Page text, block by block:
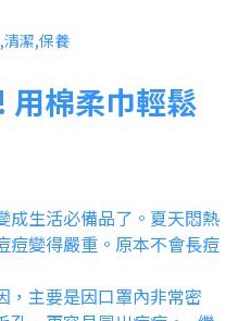
用棉柔巾輕鬆
成生活必備品了。夏天悶熱
痘變得嚴重。原本不會長痘
，主要是因口罩內非常密